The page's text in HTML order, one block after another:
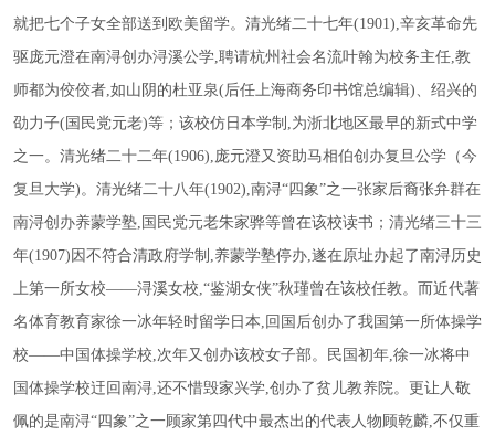
就把七个子女全部送到欧美留学。清光绪二十七年(1901),辛亥革命先
驱庞元澄在南浔创办浔溪公学,聘请杭州社会名流叶翰为校务主任,教
师都为佼佼者,如山阴的杜亚泉(后任上海商务印书馆总编辑)、绍兴的
劭力子(国民党元老)等；该校仿日本学制,为浙北地区最早的新式中学
之一。清光绪二十二年(1906),庞元澄又资助马相伯创办复旦公学（今
复旦大学)。清光绪二十八年(1902),南浔“四象”之一张家后裔张弁群在
南浔创办养蒙学塾,国民党元老朱家骅等曾在该校读书；清光绪三十三
年(1907)因不符合清政府学制,养蒙学塾停办,遂在原址办起了南浔历史
上第一所女校——浔溪女校,“鉴湖女侠”秋瑾曾在该校任教。而近代著
名体育教育家徐一冰年轻时留学日本,回国后创办了我国第一所体操学
校——中国体操学校,次年又创办该校女子部。民国初年,徐一冰将中
国体操学校迀回南浔,还不惜毁家兴学,创办了贫儿教养院。更让人敬
佩的是南浔“四象”之一顾家第四代中最杰出的代表人物顾乾麟,不仅重